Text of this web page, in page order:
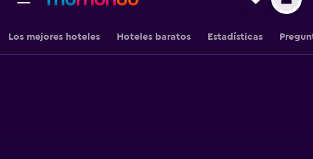
Los mejores hoteles Hoteles baratos Estadísticas